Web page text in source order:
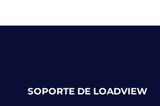
SOPORTE DE LOADVIEW